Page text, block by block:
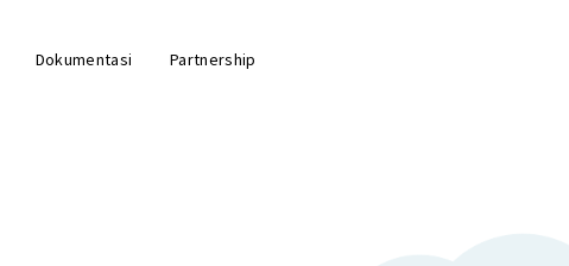
Dokumentasi Partnership